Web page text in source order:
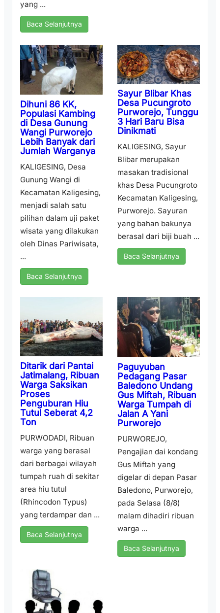
yang ...
Baca Selanjutnya
Dihuni 86 KK,
Populasi Kambing
di Desa Gunung
Wangi Purworejo
Lebih Banyak dari
Jumlah Warganya
KALIGESING, Desa
Gunung Wangi di
Kecamatan Kaligesing,
menjadi salah satu
pilihan dalam uji paket
wisata yang dilakukan
oleh Dinas Pariwisata,
...
Baca Selanjutnya
Sayur Blibar Khas
Desa Pucungroto
Purworejo, Tunggu
3 Hari Baru Bisa
Dinikmati
KALIGESING, Sayur
Blibar merupakan
masakan tradisional
khas Desa Pucungroto
Kecamatan Kaligesing,
Purworejo. Sayuran
yang bahan bakunya
berasal dari biji buah ...
Baca Selanjutnya
Ditarik dari Pantai
Jatimalang, Ribuan
Warga Saksikan
Proses
Penguburan Hiu
Tutul Seberat 4,2
Ton
PURWODADI, Ribuan
warga yang berasal
dari berbagai wilayah
tumpah ruah di sekitar
area hiu tutul
(Rhincodon Typus)
yang terdampar dan ...
Baca Selanjutnya
Paguyuban
Pedagang Pasar
Baledono Undang
Gus Miftah, Ribuan
Warga Tumpah di
Jalan A Yani
Purworejo
PURWOREJO,
Pengajian dai kondang
Gus Miftah yang
digelar di depan Pasar
Baledono, Purworejo,
pada Selasa (8/8)
malam dihadiri ribuan
warga ...
Baca Selanjutnya